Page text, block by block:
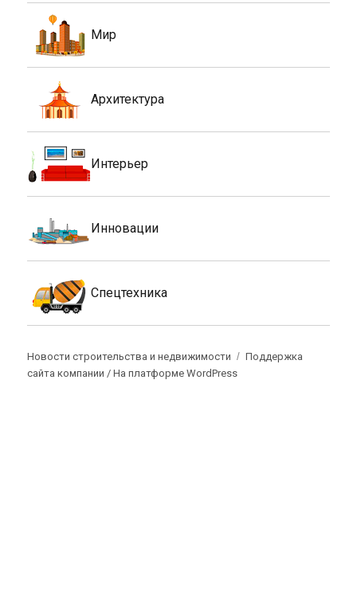
Мир
Архитектура
Интерьер
Инновации
Спецтехника
Новости строительства и недвижимости
Поддержка
сайта компании /На платформе WordPress